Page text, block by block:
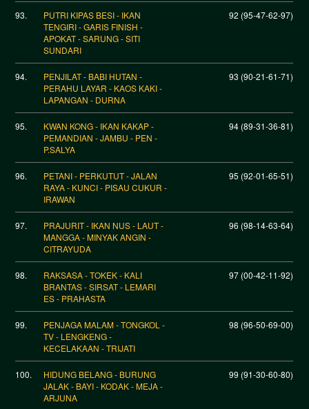
93.
PUTRI KIPAS BESI - IKAN
TENGIRI - GARIS FINISH -
APOKAT - SARUNG - SITI
SUNDARI
92 (95-47-62-97)
94.
PENJILAT - BABI HUTAN -
PERAHU LAYAR - KAOS KAKI -
LAPANGAN - DURNA
93 (90-21-61-71)
95.
KWAN KONG - IKAN KAKAP -
PEMANDIAN - JAMBU - PEN -
P.SALYA
94 (89-31-36-81)
96.
PETANI - PERKUTUT - JALAN
RAYA - KUNCI - PISAU CUKUR -
IRAWAN
95 (92-01-65-51)
97.
PRAJURIT - IKAN NUS - LAUT -
MANGGA - MINYAK ANGIN -
CITRAYUDA
96 (98-14-63-64)
98.
RAKSASA - TOKEK - KALI
BRANTAS - SIRSAT - LEMARI
ES - PRAHASTA
97 (00-42-11-92)
99.
PENJAGA MALAM - TONGKOL -
TV - LENGKENG -
KECELAKAAN - TRIJATI
98 (96-50-69-00)
100.
HIDUNG BELANG - BURUNG
JALAK - BAYI - KODAK - MEJA -
ARJUNA
99 (91-30-60-80)